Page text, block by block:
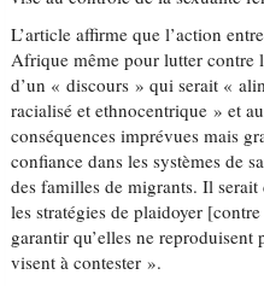
L’article affirme que l’action
Afrique même pour lutter contre
d’un « discours » qui serait «
racialisé et ethnocentrique » et
conséquences imprévues mais
confiance dans les systèmes de
des familles de migrants. Il
les stratégies de plaidoyer
garantir qu’elles ne reproduisent
visent à contester ».